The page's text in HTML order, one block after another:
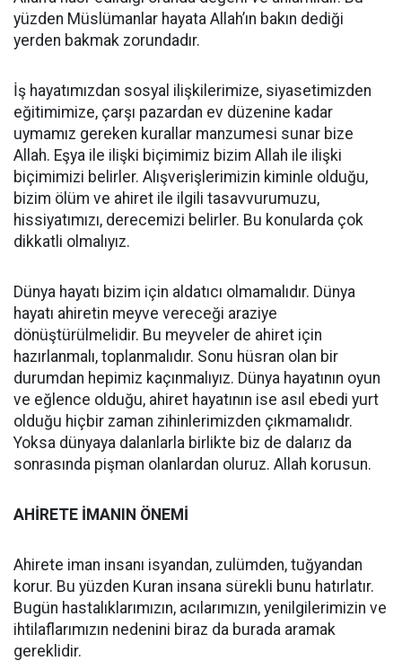
yüzden Müslümanlar hayata Allah’ın bakın dediği
yerden bakmak zorundadır.
İş hayatımızdan sosyal ilişkilerimize, siyasetimizden
eğitimimize, çarşı pazardan ev düzenine kadar
uymamız gereken kurallar manzumesi sunar bize
Allah. Eşya ile ilişki biçimimiz bizim Allah ile ilişki
biçimimizi belirler. Alışverişlerimizin kiminle olduğu,
bizim ölüm ve ahiret ile ilgili tasavvurumuzu,
hissiyatımızı, derecemizi belirler. Bu konularda çok
dikkatli olmalıyız.
Dünya hayatı bizim için aldatıcı olmamalıdır. Dünya
hayatı ahiretin meyve vereceği araziye
dönüştürülmelidir. Bu meyveler de ahiret için
hazırlanmalı, toplanmalıdır. Sonu hüsran olan bir
durumdan hepimiz kaçınmalıyız. Dünya hayatının oyun
ve eğlence olduğu, ahiret hayatının ise asıl ebedi yurt
olduğu hiçbir zaman zihinlerimizden çıkmamalıdr.
Yoksa dünyaya dalanlarla birlikte biz de dalarız da
sonrasında pişman olanlardan oluruz. Allah korusun.
AHİRETE İMANIN ÖNEMİ
Ahirete iman insanı isyandan, zulümden, tuğyandan
korur. Bu yüzden Kuran insana sürekli bunu hatırlatır.
Bugün hastalıklarımızın, acılarımızın, yenilgilerimizin ve
ihtilaflarımızın nedenini biraz da burada aramak
gereklidir.